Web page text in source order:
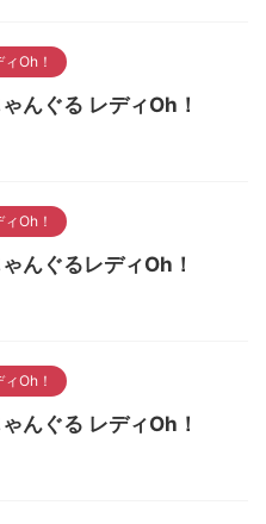
Oh！
んぐる レディOh！
Oh！
んぐるレディOh！
Oh！
んぐる レディOh！